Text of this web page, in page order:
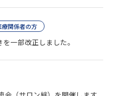
療関係者の方
一部改正しました。